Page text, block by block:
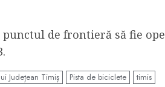
punctul de frontieră să fie
Județean Timiș Pista de biciclete timis